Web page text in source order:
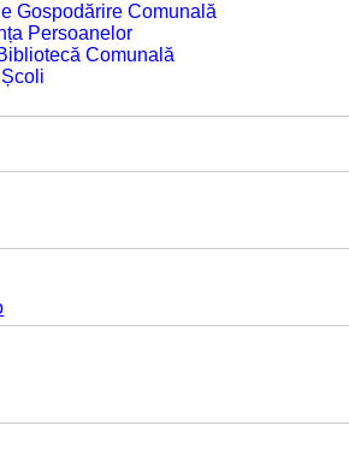
Gospodărire Comunală
Persoanelor
Comunală